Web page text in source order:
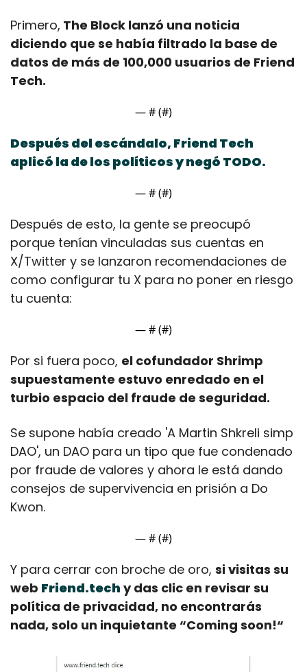
Primero, The Block lanzó una noticia
diciendo que se había filtrado la base de
datos de más de 100,000 usuarios de Friend
Tech.
— # (#)
Después del escándalo, Friend Tech
aplicó la de los políticos y negó TODO.
— # (#)
Después de esto, la gente se preocupó
porque tenían vinculadas sus cuentas en
X/Twitter y se lanzaron recomendaciones de
como configurar tu X para no poner en riesgo
tu cuenta:
— # (#)
Por si fuera poco, el cofundador Shrimp
supuestamente estuvo enredado en el
turbio espacio del fraude de seguridad.
Se supone había creado 'A Martin Shkreli simp
DAO', un DAO para un tipo que fue condenado
por fraude de valores y ahora le está dando
consejos de supervivencia en prisión a Do
Kwon.
— # (#)
Y para cerrar con broche de oro, si visitas su
web Friend.tech y das clic en revisar su
política de privacidad, no encontrarás
nada, solo un inquietante “Coming soon!“